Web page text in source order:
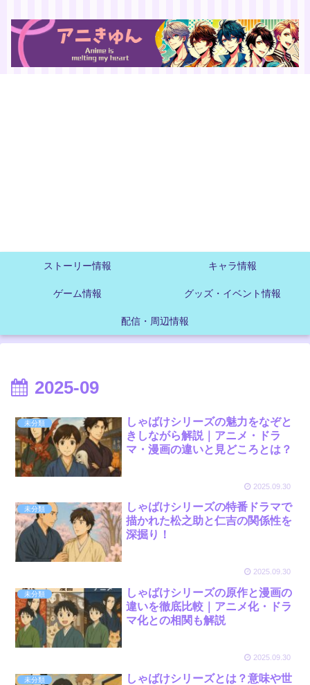
ストーリー情報 キャラ情報
ゲーム情報 グッズ・イベント情報
配信・周辺情報
2025-09
未分類
しゃばけシリーズの魅力をなぞと
きしながら解説｜アニメ・ドラ
マ・漫画の違いと見どころとは？
2025.09.30
未分類
しゃばけシリーズの特番ドラマで
描かれた松之助と仁吉の関係性を
深掘り！
2025.09.30
未分類
しゃばけシリーズの原作と漫画の
違いを徹底比較｜アニメ化・ドラ
マ化との相関も解説
2025.09.30
未分類
しゃばけシリーズとは？意味や世